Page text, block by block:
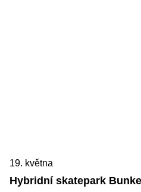
19. května
Hybridní skatepark